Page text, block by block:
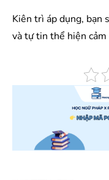
Kiên trì áp dụng, bạn
và tự tin thể hiện